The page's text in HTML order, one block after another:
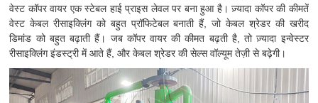
वेस्ट कॉपर वायर एक स्टेबल हाई प्राइस लेवल पर बना हुआ है। ज़्यादा कॉपर की कीमतें
वेस्ट केबल रीसाइक्लिंग को बहुत प्रॉफिटेबल बनाती हैं, जो केबल श्रेडर की खरीद
डिमांड को बहुत बढ़ाती हैं। जब कॉपर वायर की कीमत बढ़ती है, तो ज़्यादा इन्वेस्टर
रीसाइक्लिंग इंडस्ट्री में आते हैं, और केबल श्रेडर की सेल्स वॉल्यूम तेज़ी से बढ़ेगी।